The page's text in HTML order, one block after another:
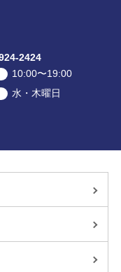
2424
10:00〜19:00
水・木曜日